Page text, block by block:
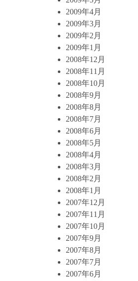
2009年4月
2009年3月
2009年2月
2009年1月
2008年12月
2008年11月
2008年10月
2008年9月
2008年8月
2008年7月
2008年6月
2008年5月
2008年4月
2008年3月
2008年2月
2008年1月
2007年12月
2007年11月
2007年10月
2007年9月
2007年8月
2007年7月
2007年6月